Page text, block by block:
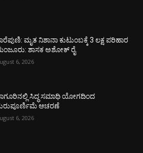
ಮೃತ ನಿಶಾನಾ ಕುಟುಂಬಕ್ಕೆ 3 ಲಕ್ಷ ಪರಿಹಾರ
ಶಾಸಕ ಅಶೋಕ್ ರೈ
6, 2026
ಸಿದ್ಧ ಸಮಾಧಿ ಯೋಗದಿಂದ
ಆಚರಣೆ
6, 2026